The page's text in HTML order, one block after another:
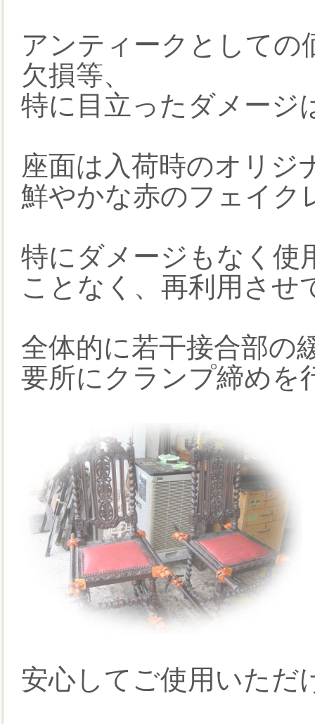
アンティークとしての
欠損等、
特に目立ったダメージ
座面は入荷時のオリジ
鮮やかな赤のフェイク
特にダメージもなく使
ことなく、再利用させ
全体的に若干接合部の
要所にクランプ締めを
安心してご使用いただ